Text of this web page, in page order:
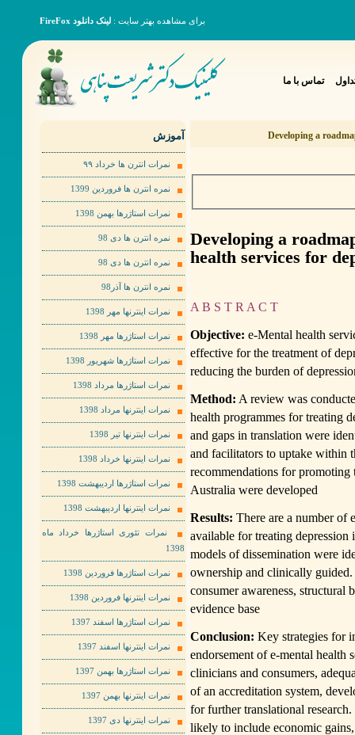
برای مشاهده بهتر سایت : لینک دانلود FireFox
تماس با ما
Developing a
Developing a
health services for
A B S T R A C T
Objective: e-Mental health
effective for the treatment of
reducing the burden of
Method: A review was
health programmes for treating
and gaps in translation were
and facilitators to uptake within
recommendations for promoting
Australia were developed
Results: There are a number of
available for treating
models of dissemination were
ownership and clinically
consumer awareness, structural
evidence base
Conclusion: Key strategies for
endorsement of e-mental health
clinicians and consumers,
of an accreditation system,
for further translational
likely to include economic
آموزش
نمرات انترن ها خرداد ٩٩
نمره انترن ها فروردین 1399
نمرات استاژرها بهمن 1398
نمره انترن ها دی 98
نمره انترن ها دی 98
نمره انترن ها آذر98
نمرات اینترنها مهر 1398
نمرات استاژرها مهر 1398
نمرات استاژرها شهریور 1398
نمرات استاژرها مرداد 1398
نمرات اینترنها مرداد 1398
نمرات اینترنها تیر 1398
نمرات اینترنها خرداد 1398
نمرات استاژرها اردیبهشت 1398
نمرات اینترنها اردیبهشت 1398
نمرات تئوری استاژرها خرداد ماه
1398
نمرات استاژرها فروردین 1398
نمرات اینترنها فروردین 1398
نمرات استاژرها اسفند 1397
نمرات اینترنها اسفند 1397
نمرات استاژرها بهمن 1397
نمرات اینترنها بهمن 1397
نمرات اینترنها دی 1397